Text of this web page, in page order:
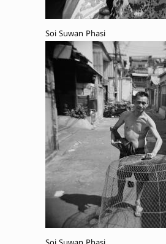
Soi Suwan Phasi